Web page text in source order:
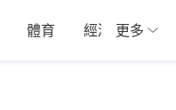
體育 經濟 01深圳
更多